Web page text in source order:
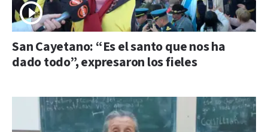
San Cayetano: “Es el santo que nos ha
dado todo”, expresaron los fieles